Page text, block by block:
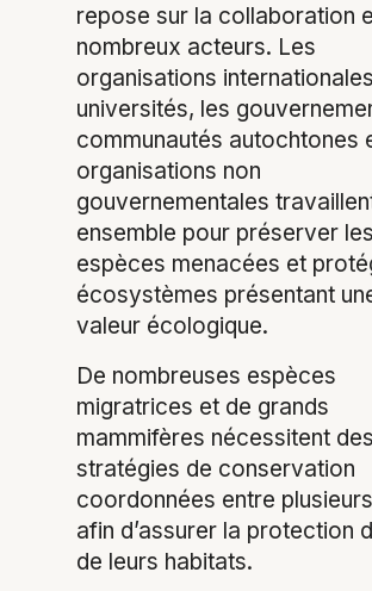
repose sur la collaboration
nombreux acteurs. Les
organisations
universités, les
communautés autochtones
organisations non
gouvernementales
ensemble pour préserver les
espèces menacées et
écosystèmes présentant
valeur écologique.
De nombreuses espèces
migratrices et de grands
mammifères nécessitent des
stratégies de conservation
coordonnées entre
afin d’assurer la protection
de leurs habitats.